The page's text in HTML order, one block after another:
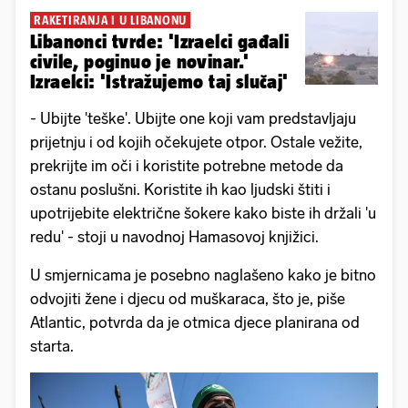
RAKETIRANJA I U LIBANONU
Libanonci tvrde: 'Izraelci gađali
civile, poginuo je novinar.'
Izraelci: 'Istražujemo taj slučaj'
- Ubijte 'teške'. Ubijte one koji vam predstavljaju
prijetnju i od kojih očekujete otpor. Ostale vežite,
prekrijte im oči i koristite potrebne metode da
ostanu poslušni. Koristite ih kao ljudski štiti i
upotrijebite električne šokere kako biste ih držali 'u
redu' - stoji u navodnoj Hamasovoj knjižici.
U smjernicama je posebno naglašeno kako je bitno
odvojiti žene i djecu od muškaraca, što je, piše
Atlantic, potvrda da je otmica djece planirana od
starta.